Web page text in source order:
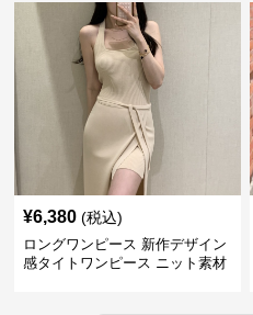
¥6,380 (税込)
ロングワンピース 新作デザイン
感タイトワンピース ニット素材